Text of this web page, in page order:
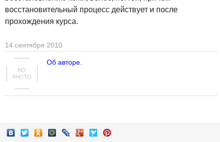
восстановительный процесс действует и после
прохождения курса.
14 сентября 2010
Об авторе.